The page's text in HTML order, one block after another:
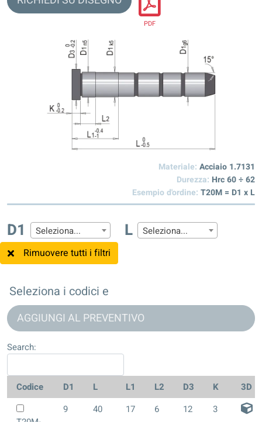
PDF
Materiale: Acciaio 1.7131
Durezza: Hrc 60 ÷ 62
Esempio d'ordine: T20M = D1 x L
D1 Seleziona... L Seleziona...
Rimuovere tutti i filtri
Seleziona i codici e
AGGIUNGI AL PREVENTIVO
Search:
Codice D1 L L1 L2 D3 K 3D
9 40 17 6 12 3